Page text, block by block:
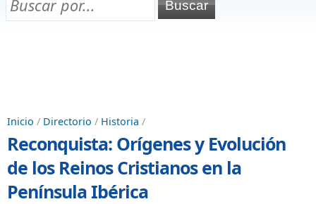
Chuletas para exámenes
Inicio / Directorio / Historia /
Reconquista: Orígenes y Evolución
de los Reinos Cristianos en la
Península Ibérica